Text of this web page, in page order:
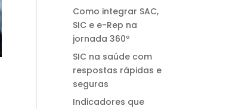
Como integrar SAC,
SIC e e-Rep na
jornada 360º
SIC na saúde com
respostas rápidas e
seguras
Indicadores que